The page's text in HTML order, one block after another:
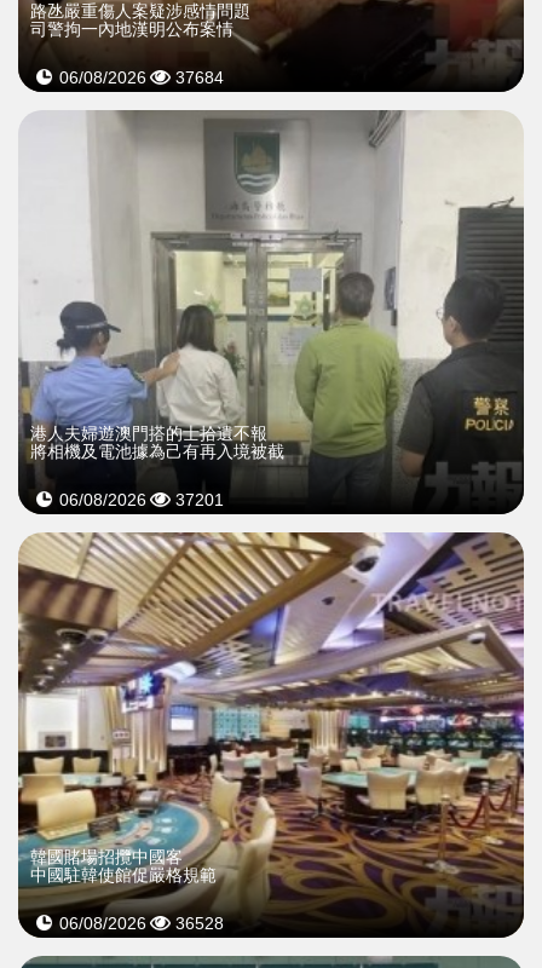
​路氹嚴重傷人案疑涉感情問題
司警拘一內地漢明公布案情
06/08/2026 37684
​港人夫婦遊澳門搭的士拾遺不報
將相機及電池據為己有再入境被截
06/08/2026 37201
韓國賭場招攬中國客
中國駐韓使館促嚴格規範
06/08/2026 36528